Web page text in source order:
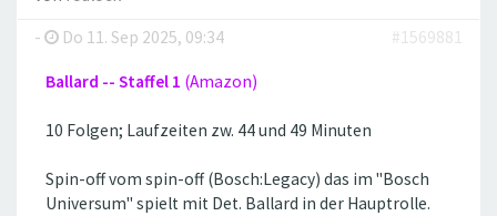
-
Do 11. Sep 2025, 09:34 #1569881
Ballard -- Staffel 1 (Amazon)
10 Folgen; Laufzeiten zw. 44 und 49 Minuten
Spin-off vom spin-off (Bosch:Legacy) das im ''Bosch
Universum'' spielt mit Det. Ballard in der Hauptrolle.